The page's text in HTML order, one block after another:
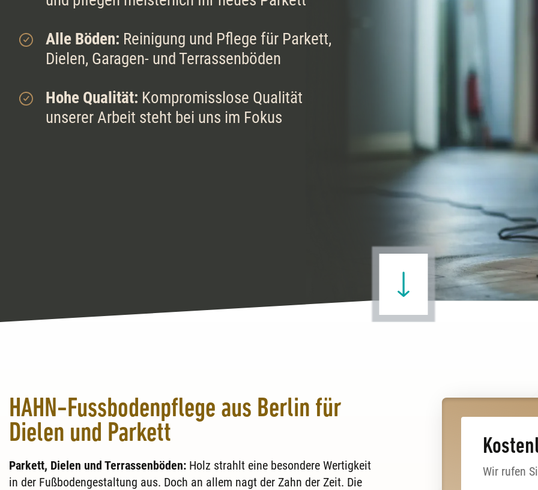
Alle Böden: Reinigung und Pflege für Parkett,
Dielen, Garagen- und Terrassenböden
Hohe Qualität: Kompromisslose Qualität
unserer Arbeit steht bei uns im Fokus
HAHN-Fussbodenpflege aus Berlin für
Dielen und Parkett
Parkett, Dielen und Terrassenböden: Holz strahlt eine besondere Wertigkeit
in der Fußbodengestaltung aus. Doch an allem nagt der Zahn der Zeit. Die
Wir rufen